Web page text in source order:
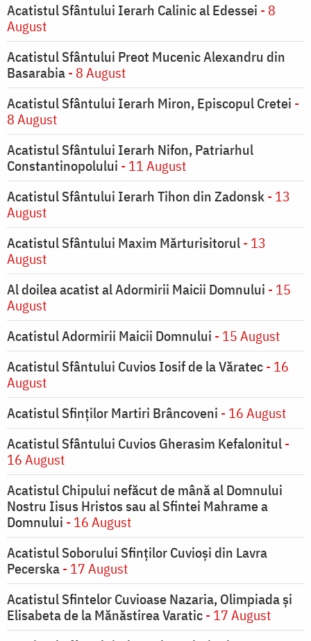
Acatistul Sfântului Ierarh Calinic al Edessei - 8
August
Acatistul Sfântului Preot Mucenic Alexandru din
Basarabia- 8 August
Acatistul Sfântului Ierarh Miron, Episcopul Cretei -
8 August
Acatistul Sfântului Ierarh Nifon, Patriarhul
Constantinopolului - 11 August
Acatistul Sfântului Ierarh Tihon din Zadonsk- 13
August
Acatistul Sfântului Maxim Mărturisitorul- 13
August
Al doilea acatist al Adormirii Maicii Domnului - 15
August
Acatistul Adormirii Maicii Domnului - 15 August
Acatistul Sfântului Cuvios Iosif de la Văratec- 16
August
Acatistul Sfinților Martiri Brâncoveni - 16 August
Acatistul Sfântului Cuvios Gherasim Kefalonitul-
16 August
Acatistul Chipului nefăcut de mână al Domnului
Nostru Iisus Hristos sau al Sfintei Mahrame a
Domnului - 16 August
Acatistul Soborului Sfinților Cuvioși din Lavra
Pecerska- 17 August
Acatistul Sfintelor Cuvioase Nazaria, Olimpiada și
Elisabeta de la Mănăstirea Varatic- 17 August